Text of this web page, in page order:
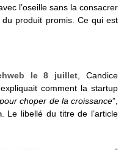
l’oseille sans la consacrer
produit promis. Ce qui est
le 8 juillet , Candice
expliquait comment la startup
pour choper de la croissance”,
. Le libellé du titre de l’article